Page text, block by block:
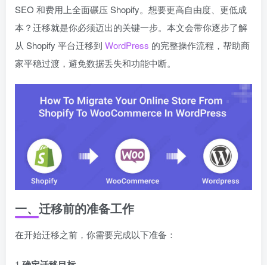
SEO 和费用上全面碾压 Shopify。想要更高自由度、更低成
本？迁移就是你必须迈出的关键一步。本文会带你逐步了解
从 Shopify 平台迁移到 WordPress 的完整操作流程，帮助商
家平稳过渡，避免数据丢失和功能中断。
一、迁移前的准备工作
在开始迁移之前，你需要完成以下准备：